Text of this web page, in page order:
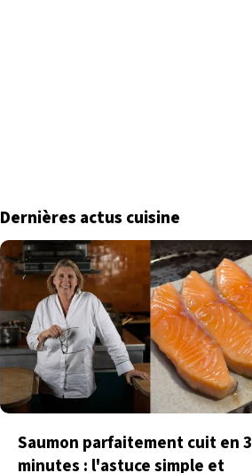
Dernières actus cuisine
Saumon parfaitement cuit en 3
minutes : l'astuce simple et